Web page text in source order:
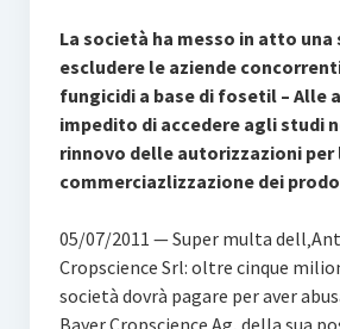
La società ha messo in atto
escludere le aziende
fungicidi a base di fosetil – Alle
impedito di accedere agli studi
rinnovo delle autorizzazioni per
commerciazlizzazione dei
05/07/2011 — Super multa
Cropscience Srl: oltre cinque
società dovrà pagare per aver
Bayer Cropscience Ag, della sua